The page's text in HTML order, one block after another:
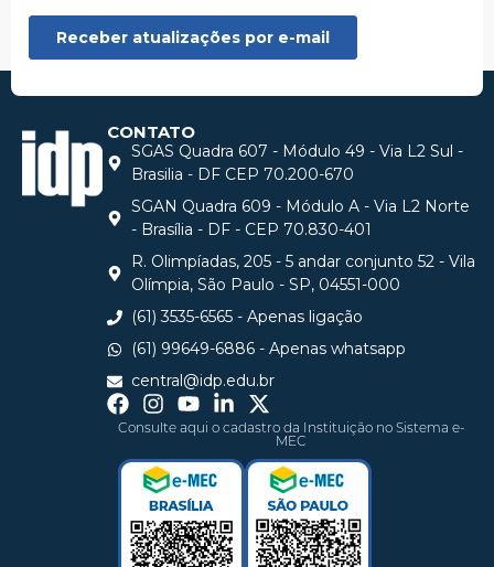
CONTATO
SGAS Quadra 607 - Módulo 49 - Via L2 Sul -
Brasilia - DF CEP 70.200-670
SGAN Quadra 609 - Módulo A - Via L2 Norte
- Brasília - DF - CEP 70.830-401
R. Olimpíadas, 205 - 5 andar conjunto 52 - Vila
Olímpia, São Paulo - SP, 04551-000
(61) 3535-6565 - Apenas ligação
(61) 99649-6886 - Apenas whatsapp
central@idp.edu.br
Consulte aqui o cadastro da Instituição no Sistema e-
MEC